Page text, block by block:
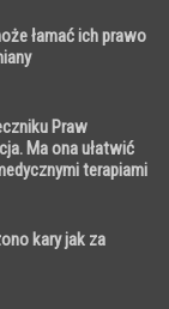
łamać ich prawo
Praw
Ma ona ułatwić
terapiami
kary jak za